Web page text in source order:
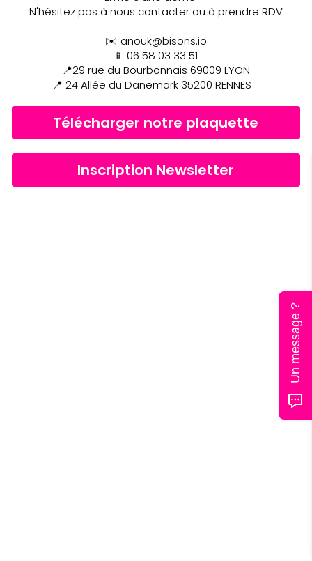
N'hésitez pas à nous contacter ou à prendre RDV
✉️ anouk@bisons.io
📱 06 58 03 33 51
📍29 rue du Bourbonnais 69009 LYON
📍 24 Allée du Danemark 35200 RENNES
Télécharger notre plaquette
Inscription Newsletter
Un message ?